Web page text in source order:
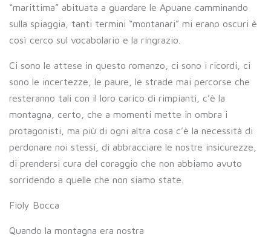
“marittima” abituata a guardare le Apuane camminando
sulla spiaggia, tanti termini “montanari” mi erano oscuri è
così cerco sul vocabolario e la ringrazio.
Ci sono le attese in questo romanzo, ci sono i ricordi, ci
sono le incertezze, le paure, le strade mai percorse che
resteranno tali con il loro carico di rimpianti, c’è la
montagna, certo, che a momenti mette in ombra i
protagonisti, ma più di ogni altra cosa c’è la necessità di
perdonare noi stessi, di abbracciare le nostre insicurezze,
di prendersi cura del coraggio che non abbiamo avuto
sorridendo a quelle che non siamo state.
Fioly Bocca
Quando la montagna era nostra